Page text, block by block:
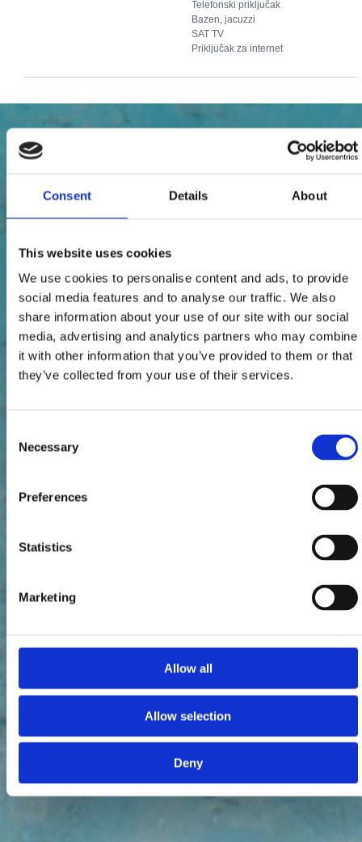
Consent Details About
This website uses cookies
We use cookies to personalise content and ads, to provide
social media features and to analyse our traffic. We also
share information about your use of our site with our social
media, advertising and analytics partners who may combine
it with other information that you’ve provided to them or that
they’ve collected from your use of their services.
Selection
Necessary
Preferences
Statistics
Marketing
Allow all
Allow selection
Deny
Telefonski priključak
Bazen, jacuzzi
SAT TV
Priključak za internet